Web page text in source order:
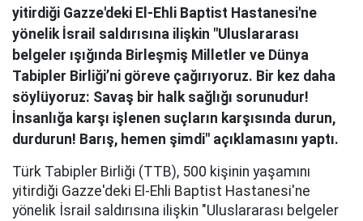
yitirdiği Gazze'deki El-Ehli Baptist Hastanesi'ne
yönelik İsrail saldırısına ilişkin "Uluslararası
belgeler ışığında Birleşmiş Milletler ve Dünya
Tabipler Birliği’ni göreve çağırıyoruz. Bir kez daha
söylüyoruz: Savaş bir halk sağlığı sorunudur!
İnsanlığa karşı işlenen suçların karşısında durun,
durdurun! Barış, hemen şimdi" açıklamasını yaptı.
Türk Tabipler Birliği (TTB), 500 kişinin yaşamını
yitirdiği Gazze'deki El-Ehli Baptist Hastanesi'ne
yönelik İsrail saldırısına ilişkin "Uluslararası belgeler